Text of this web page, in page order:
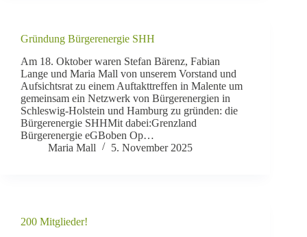
Gründung Bürgerenergie SHH
Am 18. Oktober waren Stefan Bärenz, Fabian
Lange und Maria Mall von unserem Vorstand und
Aufsichtsrat zu einem Auftakttreffen in Malente um
gemeinsam ein Netzwerk von Bürgerenergien in
Schleswig-Holstein und Hamburg zu gründen: die
Bürgerenergie SHHMit dabei:Grenzland
Bürgerenergie eGBoben Op…
Maria Mall
5. November 2025
200 Mitglieder!